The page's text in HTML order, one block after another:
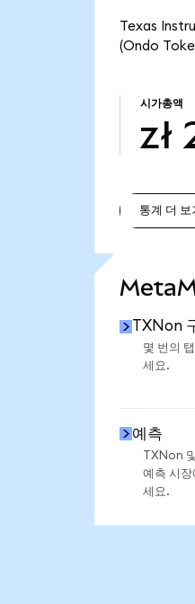
Texas
(Ondo
시가총액
zł
통계 더 보
TXNon
몇 번의
세요.
예측
TXNon
예측 시
세요.